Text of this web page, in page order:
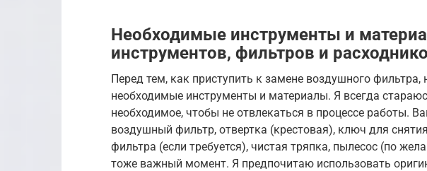
Необходимые инструменты и
инструментов, фильтров и
Перед тем, как приступить к замене воздушного фильтра,
необходимые инструменты и материалы. Я всегда
необходимое, чтобы не отвлекаться в процессе работы.
воздушный фильтр, отвертка (крестовая), ключ для
фильтра (если требуется), чистая тряпка, пылесос (по
тоже важный момент. Я предпочитаю использовать